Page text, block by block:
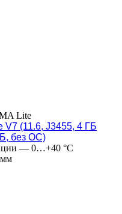
Lite
V7 (11.6, J3455, 4 ГБ
без ОС)
— 0…+40 °C
мм